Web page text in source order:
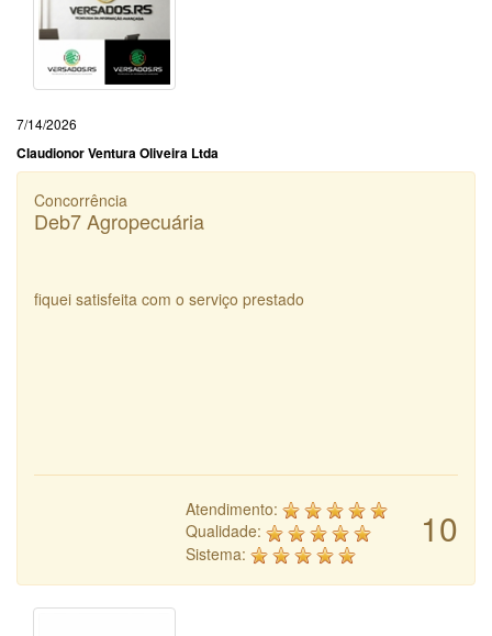
7/14/2026
Claudionor Ventura Oliveira Ltda
Concorrência
Deb7 Agropecuária
fiquei satisfeita com o serviço prestado
10
Atendimento:
Qualidade:
Sistema: